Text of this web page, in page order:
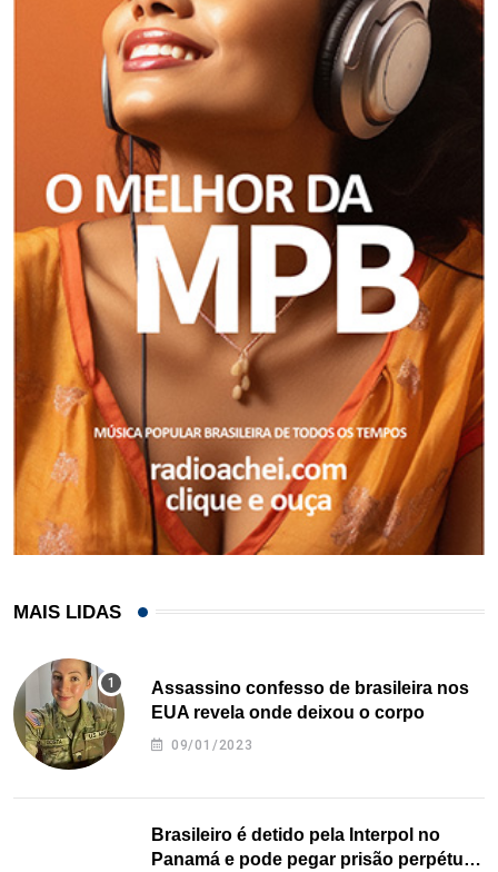
MAIS LIDAS
Assassino confesso de brasileira nos
EUA revela onde deixou o corpo
09/01/2023
Brasileiro é detido pela Interpol no
Panamá e pode pegar prisão perpétua